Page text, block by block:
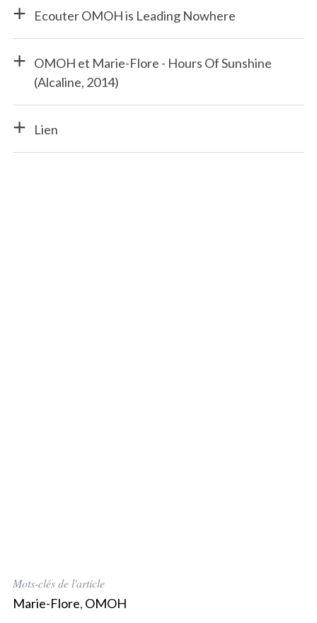
Ecouter OMOH is Leading Nowhere
OMOH et Marie-Flore - Hours Of Sunshine
(Alcaline, 2014)
Lien
Mots-clés de l'article
Marie-Flore, OMOH